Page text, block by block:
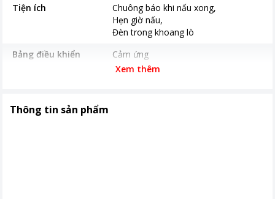
Tiện ích
Chuông báo khi nấu xong
Hẹn giờ nấu
Đèn trong khoang lò
Bảng điều khiển
Cảm ứng
12 tháng
Xem thêm
Thông tin sản phẩm